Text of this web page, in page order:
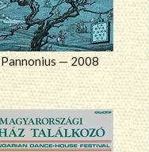
Pannonius — 2008